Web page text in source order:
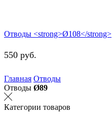
Отводы <strong>Ø108</strong>
550 руб.
Главная Отводы
Отводы Ø89
Категории товаров